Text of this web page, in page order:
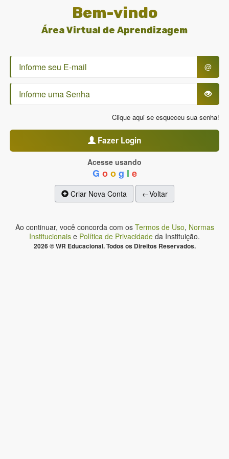
Bem-vindo
Área Virtual de Aprendizagem
@
Clique aqui se esqueceu sua senha!
Fazer Login
Acesse usando
G o o g l e
Criar Nova Conta ←Voltar
Ao continuar, você concorda com os Termos de Uso, Normas
Institucionais e Política de Privacidade da Instituição.
2026 © WR Educacional. Todos os Direitos Reservados.